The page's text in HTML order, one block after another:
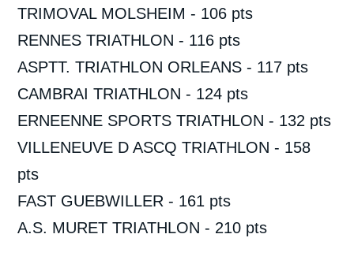
TRIMOVAL MOLSHEIM - 106 pts
RENNES TRIATHLON - 116 pts
ASPTT. TRIATHLON ORLEANS - 117 pts
CAMBRAI TRIATHLON - 124 pts
ERNEENNE SPORTS TRIATHLON - 132 pts
VILLENEUVE D ASCQ TRIATHLON - 158
pts
FAST GUEBWILLER - 161 pts
A.S. MURET TRIATHLON - 210 pts